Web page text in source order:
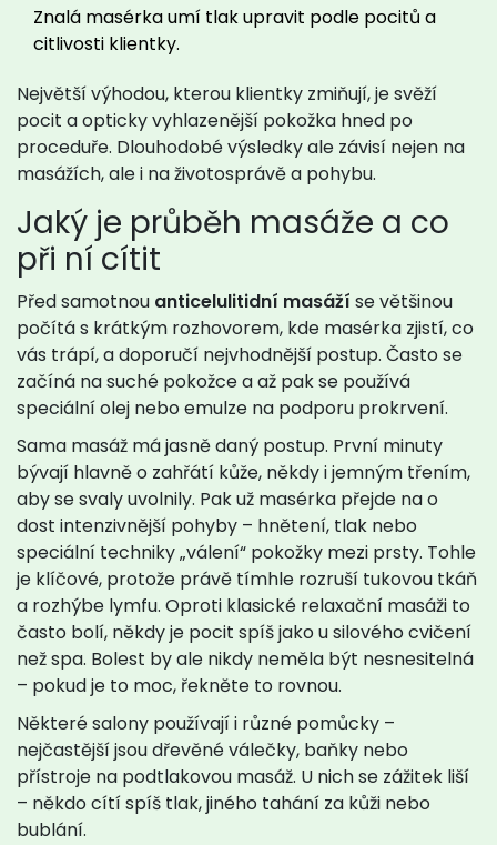
Znalá masérka umí tlak upravit podle pocitů a
citlivosti klientky.
Největší výhodou, kterou klientky zmiňují, je svěží
pocit a opticky vyhlazenější pokožka hned po
proceduře. Dlouhodobé výsledky ale závisí nejen na
masážích, ale i na životosprávě a pohybu.
Jaký je průběh masáže a co
při ní cítit
Před samotnou anticelulitidní masáží se většinou
počítá s krátkým rozhovorem, kde masérka zjistí, co
vás trápí, a doporučí nejvhodnější postup. Často se
začíná na suché pokožce a až pak se používá
speciální olej nebo emulze na podporu prokrvení.
Sama masáž má jasně daný postup. První minuty
bývají hlavně o zahřátí kůže, někdy i jemným třením,
aby se svaly uvolnily. Pak už masérka přejde na o
dost intenzivnější pohyby – hnětení, tlak nebo
speciální techniky „válení“ pokožky mezi prsty. Tohle
je klíčové, protože právě tímhle rozruší tukovou tkáň
a rozhýbe lymfu. Oproti klasické relaxační masáži to
často bolí, někdy je pocit spíš jako u silového cvičení
než spa. Bolest by ale nikdy neměla být nesnesitelná
– pokud je to moc, řekněte to rovnou.
Některé salony používají i různé pomůcky –
nejčastější jsou dřevěné válečky, baňky nebo
přístroje na podtlakovou masáž. U nich se zážitek liší
– někdo cítí spíš tlak, jiného tahání za kůži nebo
bublání.